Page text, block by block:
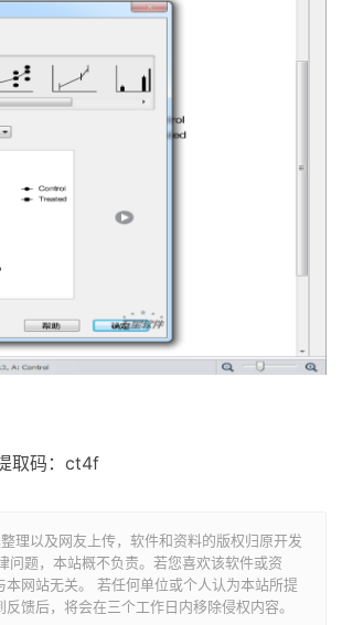
取码：ct4f
理以及网友上传，软件和资料的版权归原开发
题，本站概不负责。若您喜欢该软件或资
网站无关。 若任何单位或个人认为本站所提
馈后，将会在三个工作日内移除侵权内容。